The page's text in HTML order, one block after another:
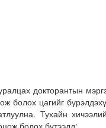
докторантын
болох цагийг
Тухайн